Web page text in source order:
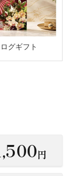
グギフト
円